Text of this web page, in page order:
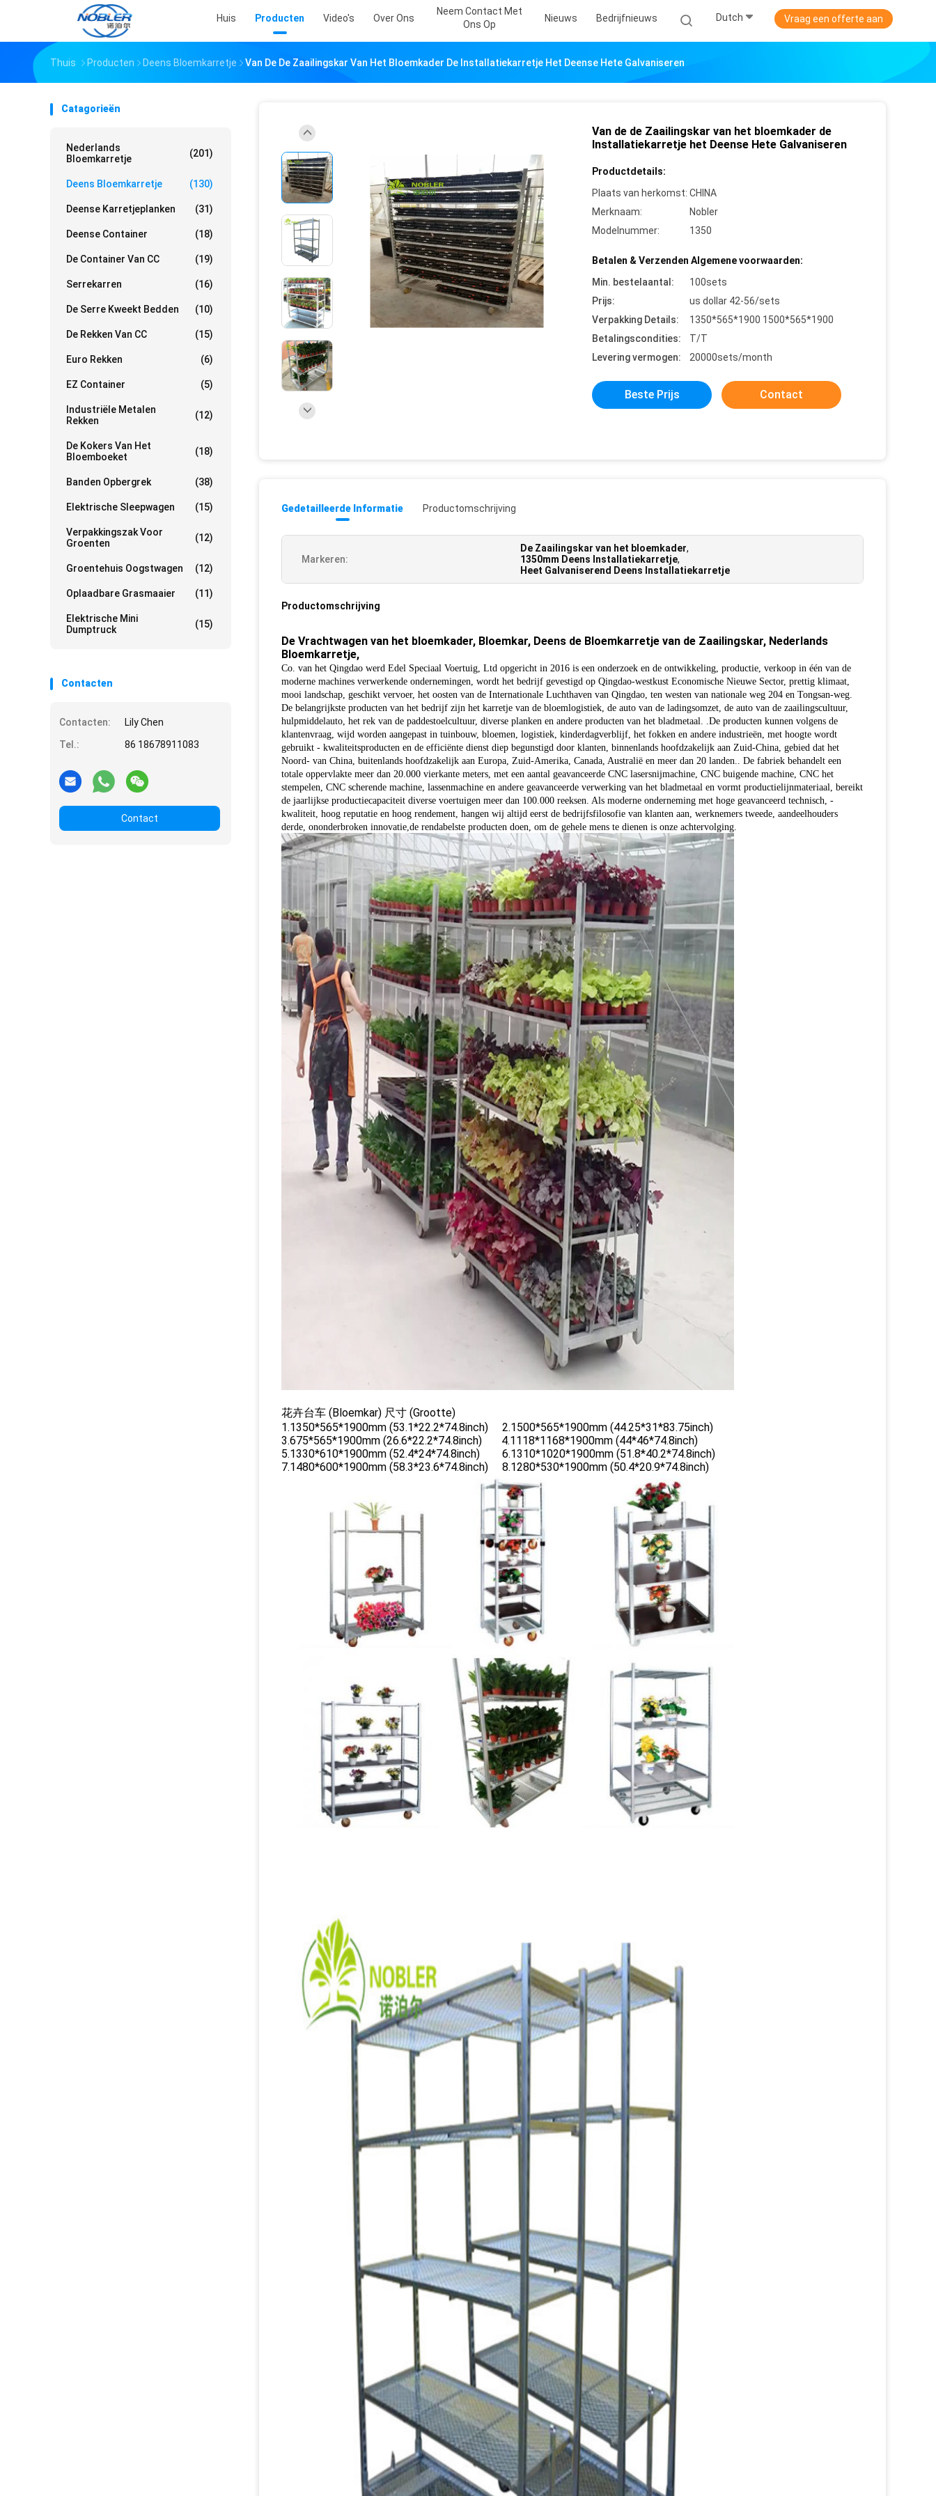
Huis Producten Video's Over Ons
Neem Contact Met
Ons Op
Nieuws Bedrijfnieuws Dutch Vraag een offerte aan
Thuis Producten Deens Bloemkarretje Van De De Zaailingskar Van Het Bloemkader De Installatiekarretje Het Deense Hete Galvaniseren
Catagorieën
Nederlands
Bloemkarretje
(201)
Deens Bloemkarretje (130)
Deense Karretjeplanken (31)
Deense Container (18)
De Container Van CC (19)
Serrekarren (16)
De Serre Kweekt Bedden (10)
De Rekken Van CC (15)
Euro Rekken (6)
EZ Container (5)
Industriële Metalen
Rekken
(12)
De Kokers Van Het
Bloemboeket
(18)
Banden Opbergrek (38)
Elektrische Sleepwagen (15)
Verpakkingszak Voor
Groenten
(12)
Groentehuis Oogstwagen (12)
Oplaadbare Grasmaaier (11)
Elektrische Mini
Dumptruck
(15)
Contacten
Contacten:
Lily Chen
Tel.:
86 18678911083
Contact
Van de de Zaailingskar van het bloemkader de
Installatiekarretje het Deense Hete Galvaniseren
Productdetails:
Plaats van herkomst: CHINA
Merknaam:
Nobler
Modelnummer:
1350
Betalen & Verzenden Algemene voorwaarden:
Min. bestelaantal:
100sets
Prijs:
us dollar 42-56/sets
Verpakking Details:
1350*565*1900 1500*565*1900
Betalingscondities:
T/T
Levering vermogen:
20000sets/month
Beste Prijs Contact
Gedetailleerde Informatie Productomschrijving
Markeren:
De Zaailingskar van het bloemkader,
1350mm Deens Installatiekarretje,
Heet Galvaniserend Deens Installatiekarretje
Productomschrijving
De Vrachtwagen van het bloemkader, Bloemkar, Deens de Bloemkarretje van de Zaailingskar, Nederlands
Bloemkarretje,
Co. van het Qingdao werd Edel Speciaal Voertuig, Ltd opgericht in 2016 is een onderzoek en de ontwikkeling, productie, verkoop in één van de
moderne machines verwerkende ondernemingen, wordt het bedrijf gevestigd op Qingdao-westkust Economische Nieuwe Sector, prettig klimaat,
mooi landschap, geschikt vervoer, het oosten van de Internationale Luchthaven van Qingdao, ten westen van nationale weg 204 en Tongsan-weg.
De belangrijkste producten van het bedrijf zijn het karretje van de bloemlogistiek, de auto van de ladingsomzet, de auto van de zaailingscultuur,
hulpmiddelauto, het rek van de paddestoelcultuur, diverse planken en andere producten van het bladmetaal. .De producten kunnen volgens de
klantenvraag, wijd worden aangepast in tuinbouw, bloemen, logistiek, kinderdagverblijf, het fokken en andere industrieën, met hoogte wordt
gebruikt - kwaliteitsproducten en de efficiënte dienst diep begunstigd door klanten, binnenlands hoofdzakelijk aan Zuid-China, gebied dat het
Noord- van China, buitenlands hoofdzakelijk aan Europa, Zuid-Amerika, Canada, Australië en meer dan 20 landen.. De fabriek behandelt een
totale oppervlakte meer dan 20.000 vierkante meters, met een aantal geavanceerde CNC lasersnijmachine, CNC buigende machine, CNC het
stempelen, CNC scherende machine, lassenmachine en andere geavanceerde verwerking van het bladmetaal en vormt productielijnmateriaal, bereikt
de jaarlijkse productiecapaciteit diverse voertuigen meer dan 100.000 reeksen. Als moderne onderneming met hoge geavanceerd technisch, -
kwaliteit, hoog reputatie en hoog rendement, hangen wij altijd eerst de bedrijfsfilosofie van klanten aan, werknemers tweede, aandeelhouders
derde, ononderbroken innovatie,de rendabelste producten doen, om de gehele mens te dienen is onze achtervolging.
花卉台车 (Bloemkar) 尺寸 (Grootte)
1.1350*565*1900mm (53.1*22.2*74.8inch) 2.1500*565*1900mm (44.25*31*83.75inch)
3.675*565*1900mm (26.6*22.2*74.8inch) 4.1118*1168*1900mm (44*46*74.8inch)
5.1330*610*1900mm (52.4*24*74.8inch) 6.1310*1020*1900mm (51.8*40.2*74.8inch)
7.1480*600*1900mm (58.3*23.6*74.8inch) 8.1280*530*1900mm (50.4*20.9*74.8inch)